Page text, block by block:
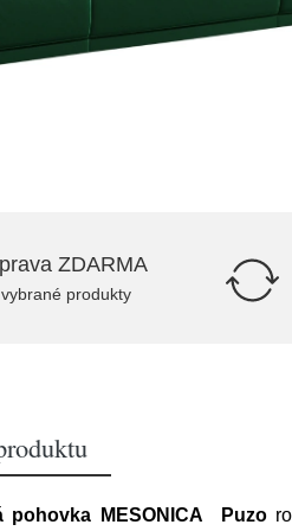
ZDARMA
produkty
pohovka MESONICA Puzo